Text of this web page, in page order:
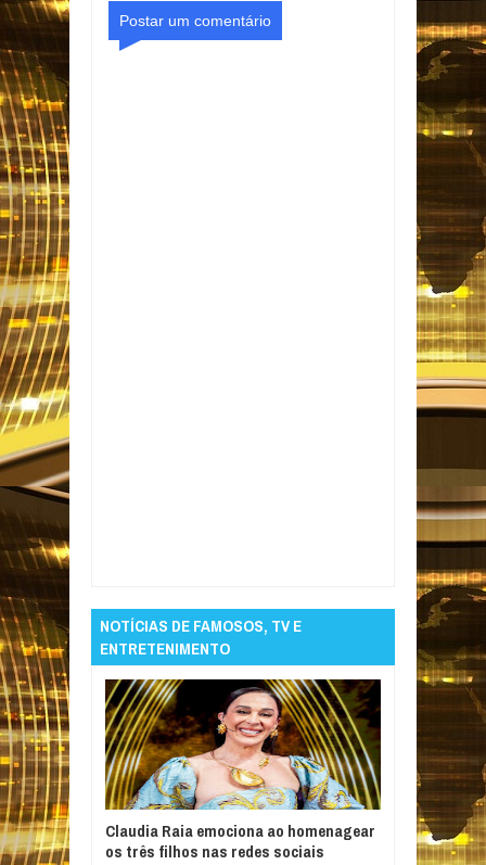
Postar um comentário
NOTÍCIAS DE FAMOSOS, TV E
ENTRETENIMENTO
Claudia Raia emociona ao homenagear
os três filhos nas redes sociais